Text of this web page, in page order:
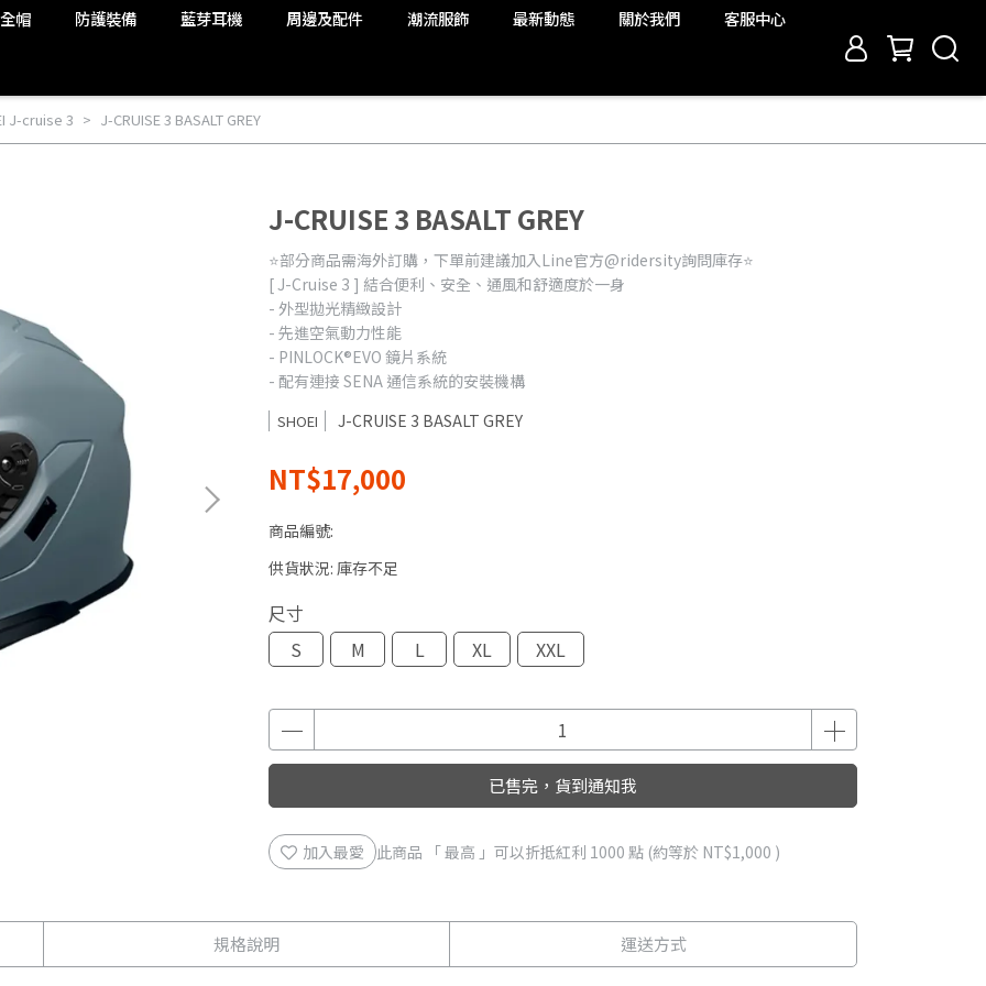
帽 防護裝備 藍芽耳機 周邊及配件 潮流服飾 最新動態 關於我們 客服中心
J-cruise 3 J-CRUISE 3 BASALT GREY
J-CRUISE 3 BASALT GREY
⭐️部分商品需海外訂購，下單前建議加入Line官方@ridersity詢問庫存⭐️
[ J-Cruise 3 ] 結合便利、安全、通風和舒適度於一身
- 外型拋光精緻設計
- 先進空氣動力性能
- PINLOCK®EVO 鏡片系統
- 配有連接 SENA 通信系統的安裝機構
SHOEI J-CRUISE 3 BASALT GREY
NT$17,000
商品編號:
供貨狀況: 庫存不足
尺寸
S
M L XL XXL
已售完，貨到通知我
加入最愛 此商品 「 最高 」可以折抵紅利 1000 點 (約等於 NT$1,000 )
規格說明 運送方式